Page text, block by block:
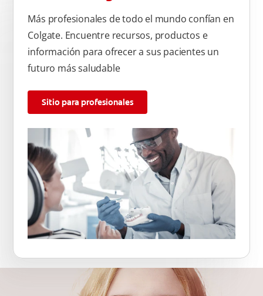
Más profesionales de todo el mundo confían en
Colgate. Encuentre recursos, productos e
información para ofrecer a sus pacientes un
futuro más saludable
Sitio para profesionales